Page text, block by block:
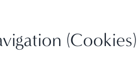
(Cookies)